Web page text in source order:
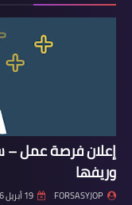
إعلان فرصة عمل
وريفها
FORSASYJOP 19 أبريل 2026